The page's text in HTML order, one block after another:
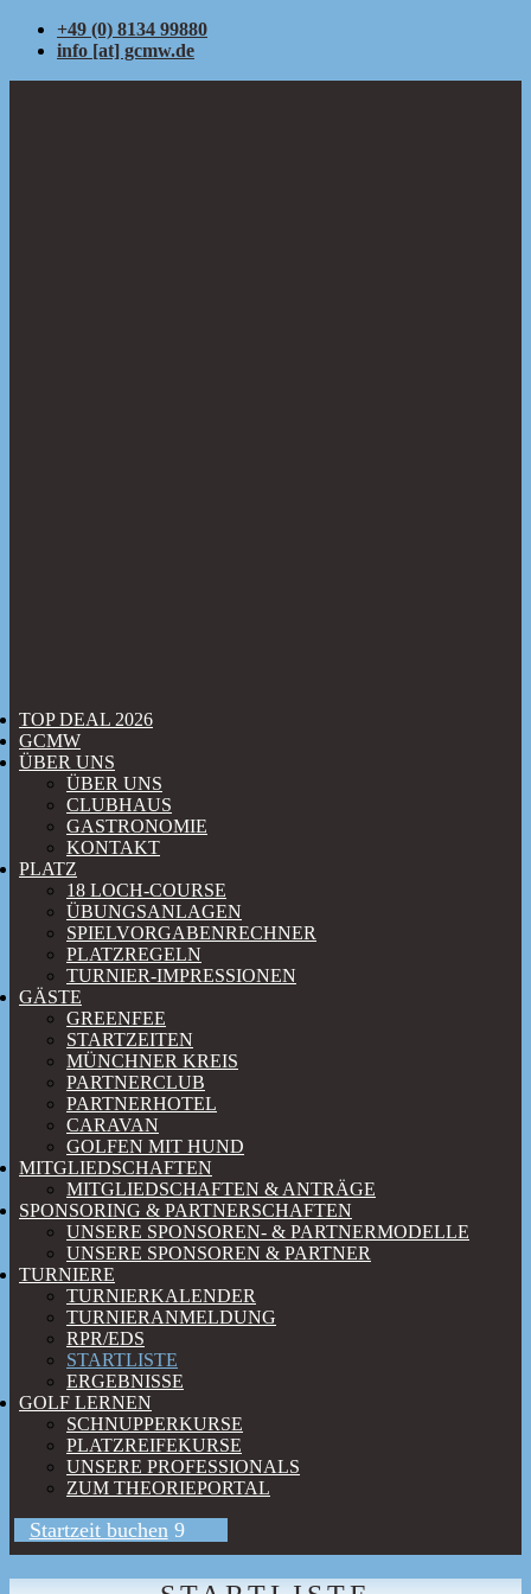
+49 (0) 8134 99880
info [at] gcmw.de
TOP DEAL 2026
GCMW
ÜBER UNS
ÜBER UNS
CLUBHAUS
GASTRONOMIE
KONTAKT
PLATZ
18 LOCH-COURSE
ÜBUNGSANLAGEN
SPIELVORGABENRECHNER
PLATZREGELN
TURNIER-IMPRESSIONEN
GÄSTE
GREENFEE
STARTZEITEN
MÜNCHNER KREIS
PARTNERCLUB
PARTNERHOTEL
CARAVAN
GOLFEN MIT HUND
MITGLIEDSCHAFTEN
MITGLIEDSCHAFTEN & ANTRÄGE
SPONSORING & PARTNERSCHAFTEN
UNSERE SPONSOREN- & PARTNERMODELLE
UNSERE SPONSOREN & PARTNER
TURNIERE
TURNIERKALENDER
TURNIERANMELDUNG
RPR/EDS
STARTLISTE
ERGEBNISSE
GOLF LERNEN
SCHNUPPERKURSE
PLATZREIFEKURSE
UNSERE PROFESSIONALS
ZUM THEORIEPORTAL
Startzeit buchen